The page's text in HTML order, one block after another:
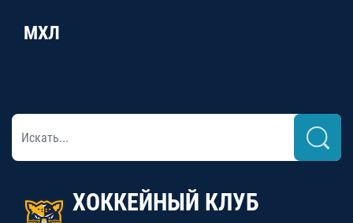
МХЛ
ХОККЕЙНЫЙ КЛУБ